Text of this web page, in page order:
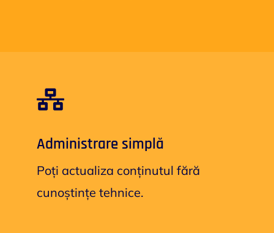
Administrare simplă
Poți actualiza conținutul fără
cunoștințe tehnice.